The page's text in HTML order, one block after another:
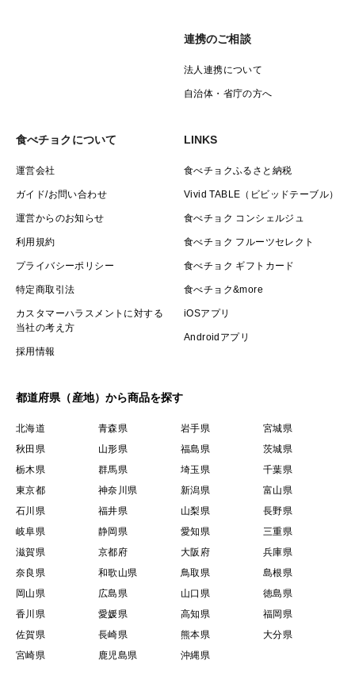
連携のご相談
法人連携について
自治体・省庁の方へ
食べチョクについて
運営会社
ガイド/お問い合わせ
運営からのお知らせ
利用規約
プライバシーポリシー
特定商取引法
カスタマーハラスメントに対する
当社の考え方
採用情報
LINKS
食べチョクふるさと納税
Vivid TABLE（ビビッドテーブル）
食べチョク コンシェルジュ
食べチョク フルーツセレクト
食べチョク ギフトカード
食べチョク&more
iOSアプリ
Androidアプリ
都道府県（産地）から商品を探す
北海道 青森県 岩手県
宮城県
秋田県
山形県 福島県
茨城県
栃木県
群馬県 埼玉県
千葉県
東京都
神奈川県 新潟県
富山県
石川県
福井県 山梨県
長野県
岐阜県
静岡県 愛知県
三重県
滋賀県
京都府 大阪府
兵庫県
奈良県
和歌山県 鳥取県
島根県
岡山県
広島県 山口県
徳島県
香川県
愛媛県 高知県
福岡県
佐賀県
長崎県 熊本県
大分県
宮崎県
鹿児島県 沖縄県